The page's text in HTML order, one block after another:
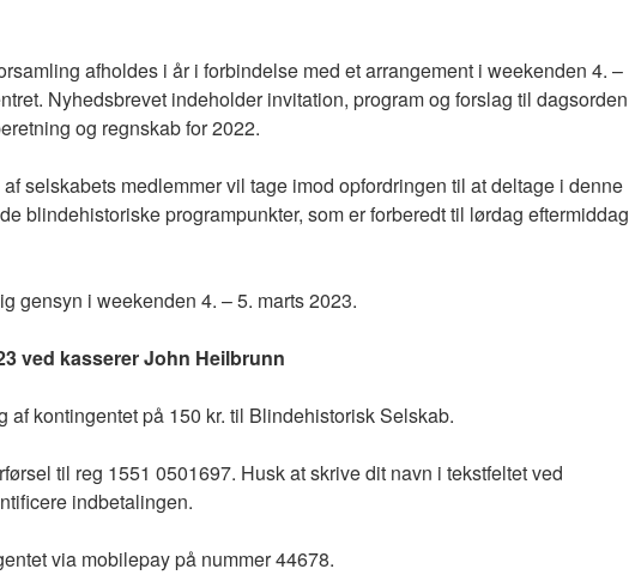
afholdes i år i forbindelse med et arrangement i weekenden 4. –
Nyhedsbrevet indeholder invitation, program og forslag til dagsorden
og regnskab for 2022.
selskabets medlemmer vil tage imod opfordringen til at deltage i denne
blindehistoriske programpunkter, som er forberedt til lørdag eftermiddag
gensyn i weekenden 4. – 5. marts 2023.
ved kasserer John Heilbrunn
af kontingentet på 150 kr. til Blindehistorisk Selskab.
til reg 1551 0501697. Husk at skrive dit navn i tekstfeltet ved
indbetalingen.
via mobilepay på nummer 44678.